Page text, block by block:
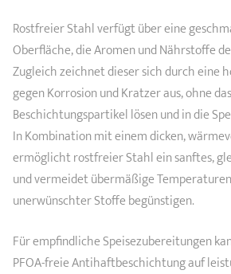
Rostfreier Stahl verfügt über eine
Oberfläche, die Aromen und Nährstoffe
Zugleich zeichnet dieser sich durch eine
gegen Korrosion und Kratzer aus, ohne
Beschichtungspartikel lösen und in die
In Kombination mit einem dicken,
ermöglicht rostfreier Stahl ein sanftes,
und vermeidet übermäßige
unerwünschter Stoffe begünstigen.
Für empfindliche Speisezubereitungen
PFOA-freie Antihaftbeschichtung auf